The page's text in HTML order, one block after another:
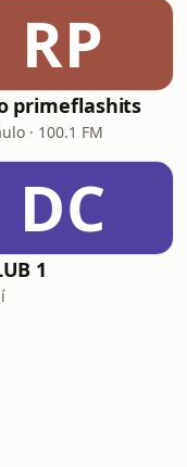
RP
primeflashits
· 100.1 FM
DC
1